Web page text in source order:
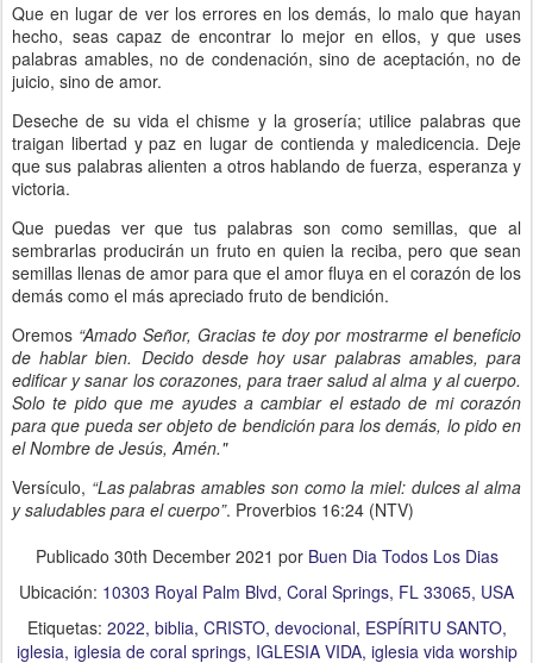
Que en lugar de ver los errores en los demás, lo malo que hayan
hecho, seas capaz de encontrar lo mejor en ellos, y que uses
palabras amables, no de condenación, sino de aceptación, no de
juicio, sino de amor.
Deseche de su vida el chisme y la grosería; utilice palabras que
traigan libertad y paz en lugar de contienda y maledicencia. Deje
que sus palabras alienten a otros hablando de fuerza, esperanza y
victoria.
Que puedas ver que tus palabras son como semillas, que al
sembrarlas producirán un fruto en quien la reciba, pero que sean
semillas llenas de amor para que el amor fluya en el corazón de los
demás como el más apreciado fruto de bendición.
Oremos “Amado Señor, Gracias te doy por mostrarme el beneficio
de hablar bien. Decido desde hoy usar palabras amables, para
edificar y sanar los corazones, para traer salud al alma y al cuerpo.
Solo te pido que me ayudes a cambiar el estado de mi corazón
para que pueda ser objeto de bendición para los demás, lo pido en
el Nombre de Jesús, Amén."
Versículo, “Las palabras amables son como la miel: dulces al alma
y saludables para el cuerpo”. Proverbios 16:24 (NTV)
Publicado 30th December 2021 por Buen Dia Todos Los Dias
Ubicación: 10303 Royal Palm Blvd, Coral Springs, FL 33065, USA
Etiquetas: 2022 biblia CRISTO devocional ESPÍRITU SANTO
iglesia iglesia de coral springs IGLESIA VIDA iglesia vida worship